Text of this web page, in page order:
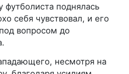
футболиста поднялась
себя чувствовал, и его
вопросом до
несмотря на